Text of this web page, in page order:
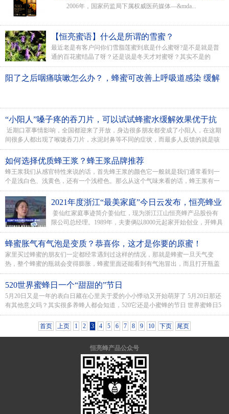
2006年，国家药监局下属权威医药媒体—&mda...
【恒亮蜜语】什么是所谓的雪蜜？
最近老是有客户问你们雪脂莲蜜到底是什么蜜呀?是不是就是普
通的百花蜜结晶了呀？还是说是冬天才对蜜呀？其实不是的
哦！，下面就给大家讲讲雪脂莲蜜吧...
阳了之后咽痛咳嗽怎么办？，蜂蜜可改善上呼吸道感染 缓解
“小阳人”嗓子疼的吞刀片，可以试试蜂蜜水缓解效果优于抗
生素
近期口罩事情影响，全国都迎来了开放，身边很多朋友都变成了小阳人，在这期
间很多人都出现了喉咙吞刀片，水泥封鼻等不同的症状，而最多人反馈的就是咳
嗽，人民日报微博曾转发了《武...
如何选择优质蜂王浆？蜂王浆品牌推荐
蜂王浆我们从感官特性来说的话，首先蜂王浆的颜色它一般就是我们通常看到一
个是浅白色、浅黄色，还有一个浅橙色。那么从这个气味来看的话，蜂王浆有一
种特殊的这种气味，它就是说在大于自然当中...
2021年度浙江“最美家庭”今日云发布，恒亮蜂业
姜仙红家庭荣获2021年浙江“最美家庭”
姜仙红家庭事迹简介姜仙红，现为浙江江山恒亮蜂产品股份有
限公司总经理。1989年，夫妻俩以8000元起家开始创业，开蜂具
店，做蜂产...
蜂蜜胀气有气泡是变质？恭喜你，这才是你要的原蜜！
家里买过蜂蜜的朋友们一定都经常遇到过这样的情况，那就是蜂蜜一旦天气变
热，整个蜂蜜的瓶就会变得膨胀，蜂蜜里面还能看到有气泡冒出，而且打开瓶盖
的时候感觉会有一股气体一样，很多不熟悉的的...
520世界蜜蜂日一个“甜甜的”节日
5月20日又是一年的表白日藏在心里关于爱的小小悸动又开始萌芽了 5月20日那还
有其他意义吗？其实很多养蜂人都会知道，520它还是小蜜蜂的节日 世界蜜蜂日5
月20...
首页
上页 1 2 3 4 5 6 7 8 9 10 下页 尾页
恒亮蜂产品公众号